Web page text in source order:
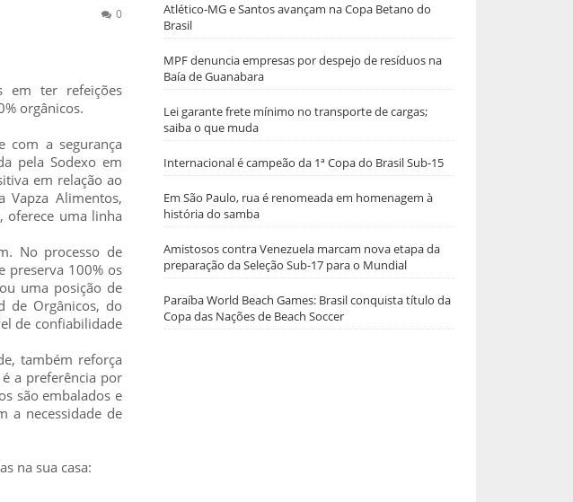
0
em ter refeições
orgânicos.
com a segurança
pela Sodexo em
em relação ao
Vapza Alimentos,
oferece uma linha
No processo de
preserva 100% os
uma posição de
de Orgânicos, do
de confiabilidade
também reforça
a preferência por
são embalados e
a necessidade de
na sua casa:
Atlético-MG e Santos avançam na Copa Betano do
Brasil
MPF denuncia empresas por despejo de resíduos na
Baía de Guanabara
Lei garante frete mínimo no transporte de cargas;
saiba o que muda
Internacional é campeão da 1ª Copa do Brasil Sub-15
Em São Paulo, rua é renomeada em homenagem à
história do samba
Amistosos contra Venezuela marcam nova etapa da
preparação da Seleção Sub-17 para o Mundial
Paraíba World Beach Games: Brasil conquista título da
Copa das Nações de Beach Soccer